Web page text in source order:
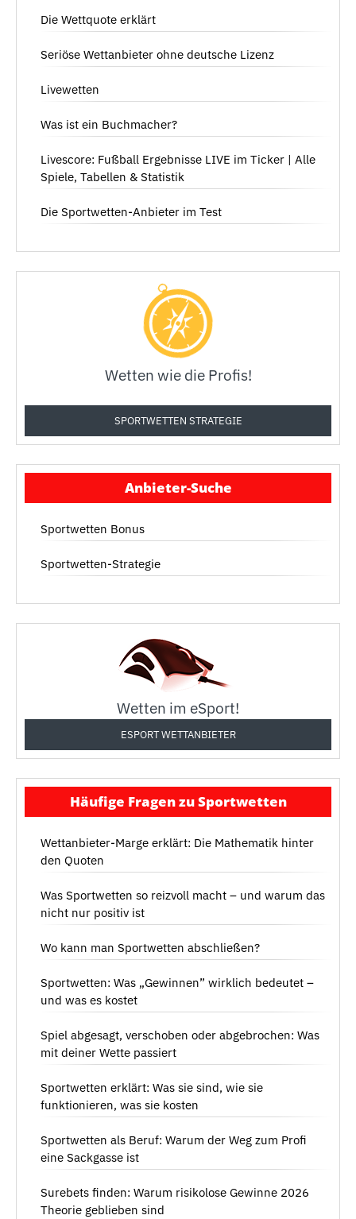
Die Wettquote erklärt
Seriöse Wettanbieter ohne deutsche Lizenz
Livewetten
Was ist ein Buchmacher?
Livescore: Fußball Ergebnisse LIVE im Ticker | Alle
Spiele, Tabellen & Statistik
Die Sportwetten-Anbieter im Test
Wetten wie die Profis!
SPORTWETTEN STRATEGIE
Anbieter-Suche
Sportwetten Bonus
Sportwetten-Strategie
Wetten im eSport!
ESPORT WETTANBIETER
Häufige Fragen zu Sportwetten
Wettanbieter-Marge erklärt: Die Mathematik hinter
den Quoten
Was Sportwetten so reizvoll macht – und warum das
nicht nur positiv ist
Wo kann man Sportwetten abschließen?
Sportwetten: Was „Gewinnen” wirklich bedeutet –
und was es kostet
Spiel abgesagt, verschoben oder abgebrochen: Was
mit deiner Wette passiert
Sportwetten erklärt: Was sie sind, wie sie
funktionieren, was sie kosten
Sportwetten als Beruf: Warum der Weg zum Profi
eine Sackgasse ist
Surebets finden: Warum risikolose Gewinne 2026
Theorie geblieben sind